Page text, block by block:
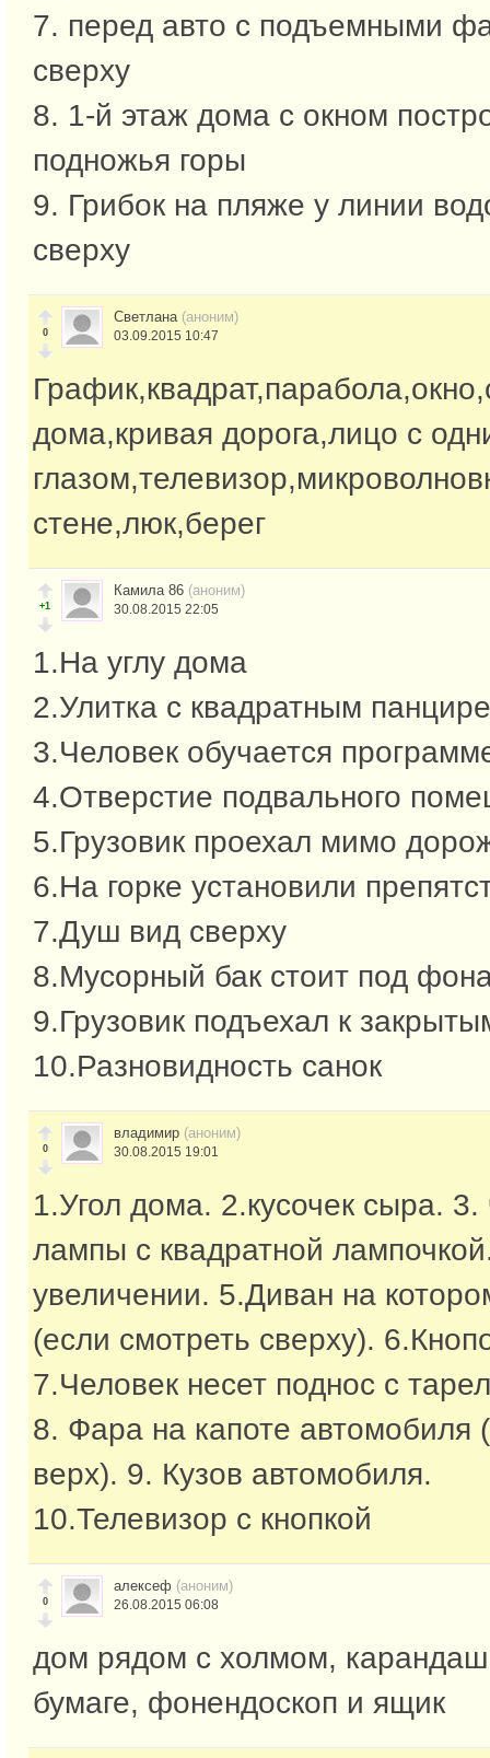
7. перед авто с подъемными
сверху
8. 1-й этаж дома с окном
подножья горы
9. Грибок на пляже у линии
сверху
0
Светлана (аноним)
03.09.2015 10:47
дома,кривая дорога,лицо с
стене,люк,берег
+1
Камила 86 (аноним)
30.08.2015 22:05
1.На углу дома
2.Улитка с квадратным
3.Человек обучается
4.Отверстие подвального
5.Грузовик проехал мимо
6.На горке установили
7.Душ вид сверху
8.Мусорный бак стоит под
9.Грузовик подъехал к
10.Разновидность санок
0
владимир (аноним)
30.08.2015 19:01
1.Угол дома. 2.кусочек сыра.
лампы с квадратной
увеличении. 5.Диван на
(если смотреть сверху).
7.Человек несет поднос с
8. Фара на капоте
верх). 9. Кузов автомобиля.
10.Телевизор с кнопкой
0
алексеф (аноним)
26.08.2015 06:08
дом рядом с холмом, карандаш
бумаге, фонендоскоп и ящик